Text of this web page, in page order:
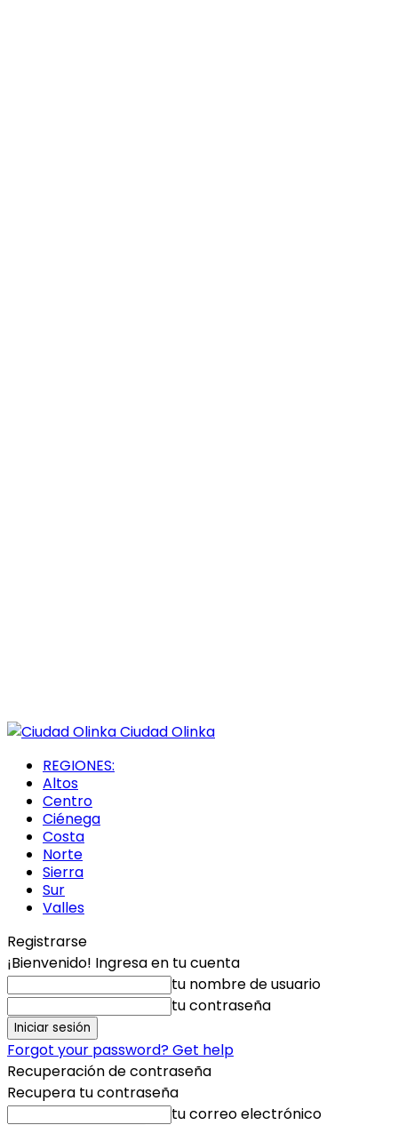
Ciudad Olinka
REGIONES:
Altos
Centro
Ciénega
Costa
Norte
Sierra
Sur
Valles
Registrarse
¡Bienvenido! Ingresa en tu cuenta
tu nombre de usuario
tu contraseña
Forgot your password? Get help
Recuperación de contraseña
Recupera tu contraseña
tu correo electrónico